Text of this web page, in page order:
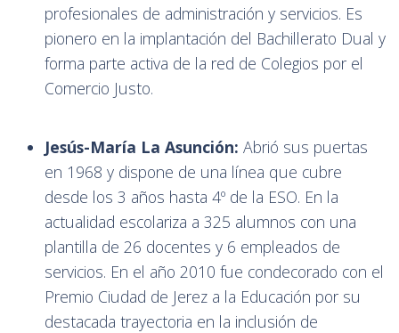
profesionales de administración y servicios. Es
pionero en la implantación del Bachillerato Dual y
forma parte activa de la red de Colegios por el
Comercio Justo.
Jesús-María La Asunción: Abrió sus puertas
en 1968 y dispone de una línea que cubre
desde los 3 años hasta 4º de la ESO. En la
actualidad escolariza a 325 alumnos con una
plantilla de 26 docentes y 6 empleados de
servicios. En el año 2010 fue condecorado con el
Premio Ciudad de Jerez a la Educación por su
destacada trayectoria en la inclusión de